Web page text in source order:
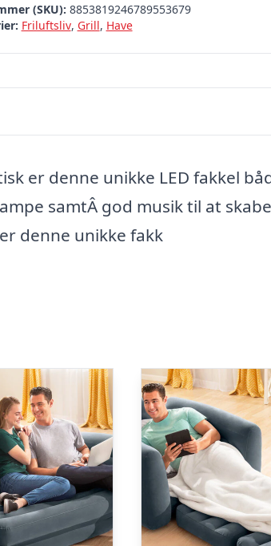
(SKU): 8853819246789553679
Friluftsliv, Grill, Have
er denne unikke LED fakkel
samtÂ god musik til at
denne unikke fakk